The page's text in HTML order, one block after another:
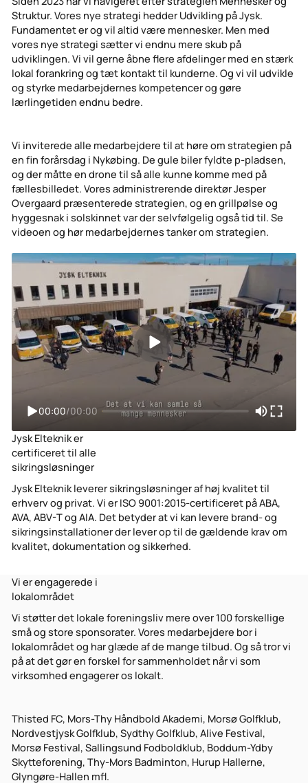
Struktur. Vores nye strategi hedder Udvikling på Jysk.
Fundamentet er og vil altid være mennesker. Men med
vores nye strategi sætter vi endnu mere skub på
udviklingen. Vi vil gerne åbne flere afdelinger med en stærk
lokal forankring og tæt kontakt til kunderne. Og vi vil udvikle
og styrke medarbejdernes kompetencer og gøre
lærlingetiden endnu bedre.
Vi inviterede alle medarbejdere til at høre om strategien på
en fin forårsdag i Nykøbing. De gule biler fyldte p-pladsen,
og der måtte en drone til så alle kunne komme med på
fællesbilledet. Vores administrerende direktør Jesper
Overgaard præsenterede strategien, og en grillpølse og
hyggesnak i solskinnet var der selvfølgelig også tid til. Se
videoen og hør medarbejdernes tanker om strategien.
00:00/00:00
Jysk Elteknik er
certificeret til alle
sikringsløsninger
Jysk Elteknik leverer sikringsløsninger af høj kvalitet til
erhverv og privat. Vi er ISO 9001:2015-certificeret på ABA,
AVA, ABV-T og AIA. Det betyder at vi kan levere brand- og
sikringsinstallationer der lever op til de gældende krav om
kvalitet, dokumentation og sikkerhed.
Vi er engagerede i
lokalområdet
Vi støtter det lokale foreningsliv mere over 100 forskellige
små og store sponsorater. Vores medarbejdere bor i
lokalområdet og har glæde af de mange tilbud. Og så tror vi
på at det gør en forskel for sammenholdet når vi som
virksomhed engagerer os lokalt.
Thisted FC, Mors-Thy Håndbold Akademi, Morsø Golfklub,
Nordvestjysk Golfklub, Sydthy Golfklub, Alive Festival,
Morsø Festival, Sallingsund Fodboldklub, Boddum-Ydby
Skytteforening, Thy-Mors Badminton, Hurup Hallerne,
Glyngøre-Hallen mfl.